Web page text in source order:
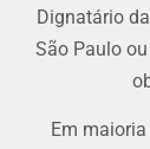
Dignatário
São Paulo
Em